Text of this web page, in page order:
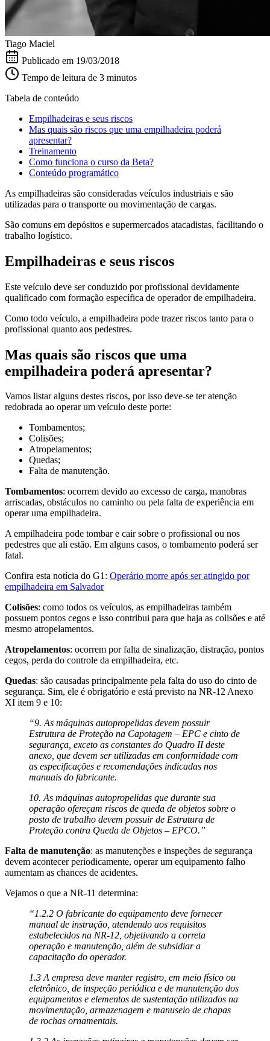
Tiago Maciel
Publicado em 19/03/2018
Tempo de leitura de 3 minutos
Tabela de conteúdo
Empilhadeiras e seus riscos
Mas quais são riscos que uma empilhadeira poderá
apresentar?
Treinamento
Como funciona o curso da Beta?
Conteúdo programático
As empilhadeiras são consideradas veículos industriais e são
utilizadas para o transporte ou movimentação de cargas.
São comuns em depósitos e supermercados atacadistas, facilitando o
trabalho logístico.
Empilhadeiras e seus riscos
Este veículo deve ser conduzido por profissional devidamente
qualificado com formação específica de operador de empilhadeira.
Como todo veículo, a empilhadeira pode trazer riscos tanto para o
profissional quanto aos pedestres.
Mas quais são riscos que uma
empilhadeira poderá apresentar?
Vamos listar alguns destes riscos, por isso deve-se ter atenção
redobrada ao operar um veículo deste porte:
Tombamentos;
Colisões;
Atropelamentos;
Quedas;
Falta de manutenção.
Tombamentos: ocorrem devido ao excesso de carga, manobras
arriscadas, obstáculos no caminho ou pela falta de experiência em
operar uma empilhadeira.
A empilhadeira pode tombar e cair sobre o profissional ou nos
pedestres que ali estão. Em alguns casos, o tombamento poderá ser
fatal.
Confira esta notícia do G1: Operário morre após ser atingido por
empilhadeira em Salvador
Colisões: como todos os veículos, as empilhadeiras também
possuem pontos cegos e isso contribui para que haja as colisões e até
mesmo atropelamentos.
Atropelamentos: ocorrem por falta de sinalização, distração, pontos
cegos, perda do controle da empilhadeira, etc.
Quedas: são causadas principalmente pela falta do uso do cinto de
segurança. Sim, ele é obrigatório e está previsto na NR-12 Anexo
XI item 9 e 10:
“9. As máquinas autopropelidas devem possuir
Estrutura de Proteção na Capotagem – EPC e cinto de
segurança, exceto as constantes do Quadro II deste
anexo, que devem ser utilizadas em conformidade com
as especificações e recomendações indicadas nos
manuais do fabricante.
10. As máquinas autopropelidas que durante sua
operação ofereçam riscos de queda de objetos sobre o
posto de trabalho devem possuir de Estrutura de
Proteção contra Queda de Objetos – EPCO.”
Falta de manutenção: as manutenções e inspeções de segurança
devem acontecer periodicamente, operar um equipamento falho
aumentam as chances de acidentes.
Vejamos o que a NR-11 determina:
“1.2.2 O fabricante do equipamento deve fornecer
manual de instrução, atendendo aos requisitos
estabelecidos na NR-12, objetivando a correta
operação e manutenção, além de subsidiar a
capacitação do operador.
1.3 A empresa deve manter registro, em meio físico ou
eletrônico, de inspeção periódica e de manutenção dos
equipamentos e elementos de sustentação utilizados na
movimentação, armazenagem e manuseio de chapas
de rochas ornamentais.